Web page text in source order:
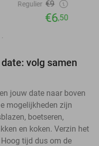
Regulier €9
€6,50
volg samen
jouw date naar boven
mogelijkheden zijn
boetseren,
en koken. Verzin het
tijd dus om de